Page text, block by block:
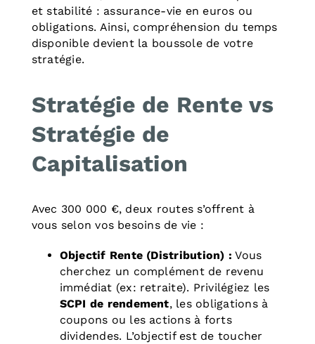
et stabilité : assurance-vie en euros ou
obligations. Ainsi, compréhension du temps
disponible devient la boussole de votre
stratégie.
Stratégie de Rente vs
Stratégie de
Capitalisation
Avec 300 000 €, deux routes s’offrent à
vous selon vos besoins de vie :
Objectif Rente (Distribution) : Vous
cherchez un complément de revenu
immédiat (ex: retraite). Privilégiez les
SCPI de rendement, les obligations à
coupons ou les actions à forts
dividendes. L’objectif est de toucher